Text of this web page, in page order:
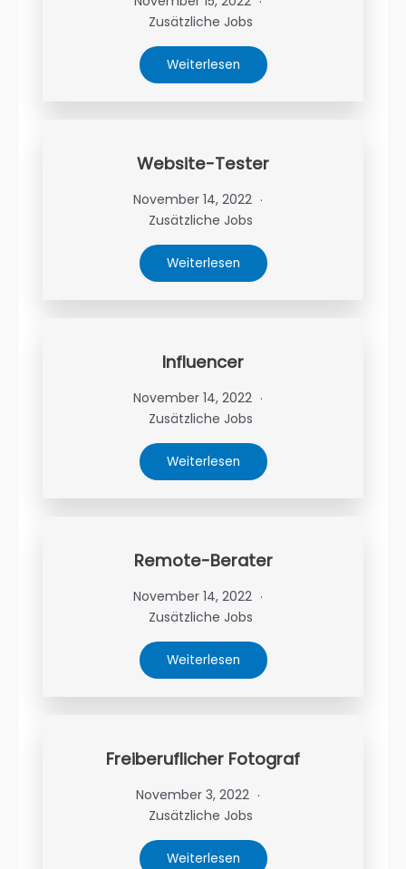
Zusätzliche Jobs
Weiterlesen
Website-Tester
November 14, 2022
Zusätzliche Jobs
Weiterlesen
Influencer
November 14, 2022
Zusätzliche Jobs
Weiterlesen
Remote-Berater
November 14, 2022
Zusätzliche Jobs
Weiterlesen
Freiberuflicher Fotograf
November 3, 2022
Zusätzliche Jobs
Weiterlesen